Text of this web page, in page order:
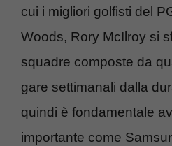
cui i migliori golfisti del
Woods, Rory McIlroy si
squadre composte da
gare settimanali dalla
quindi è fondamentale
importante come